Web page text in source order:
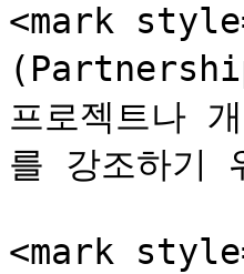
<mark
프로젝트나
를 강조하기
<mark